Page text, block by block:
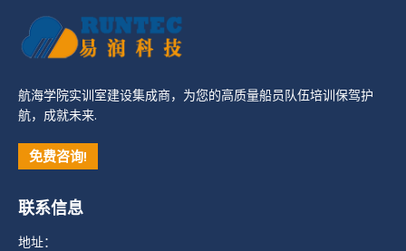
航海学院实训室建设集成商，为您的高质量船员队伍培训保驾护
航，成就未来.
免费咨询!
联系信息
地址：